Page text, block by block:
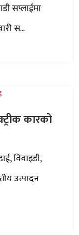
सप्लाईमा
स...
कारको
विवाइडी,
उत्पादन